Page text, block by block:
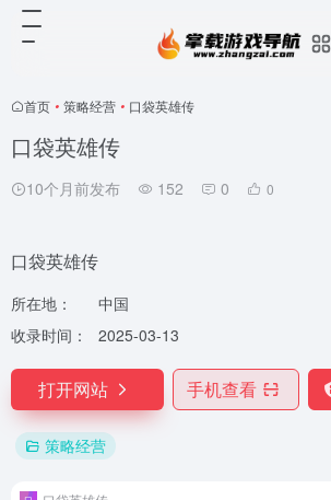
首页 • 策略经营 • 口袋英雄传
口袋英雄传
10个月前发布 152 0 0
口袋英雄传
所在地：
中国
收录时间：
2025-03-13
打开网站 手机查看
策略经营